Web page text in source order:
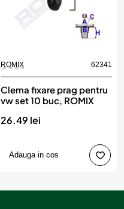
ROMIX 62341
Clema fixare prag pentru
vw set 10 buc, ROMIX
26.49 lei
Adauga in cos